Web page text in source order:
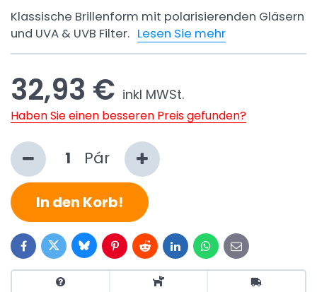
Klassische Brillenform mit polarisierenden Gläsern
und UVA & UVB Filter. Lesen Sie mehr
32,93 € inkl MWSt.
Haben Sie einen besseren Preis gefunden?
Pár
In den Korb!
FacebookTwitterBlueskyPinterestRedditLinkedInWhatsApp
E-
mail